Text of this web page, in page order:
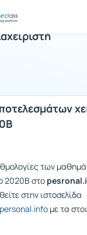
των
2020Β στο
στην ιστοσελίδα
με τα